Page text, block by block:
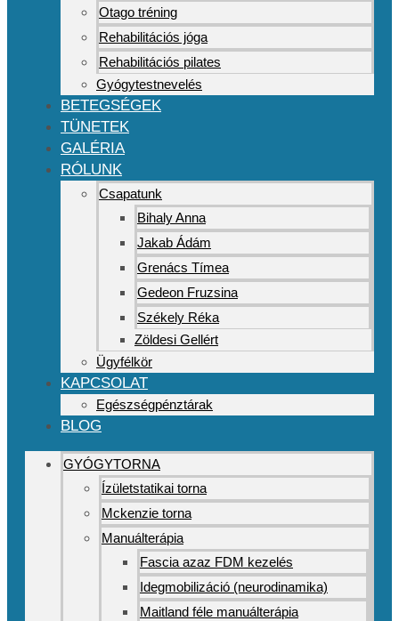
Otago tréning
Rehabilitációs jóga
Rehabilitációs pilates
Gyógytestnevelés
BETEGSÉGEK
TÜNETEK
GALÉRIA
RÓLUNK
Csapatunk
Bihaly Anna
Jakab Ádám
Grenács Tímea
Gedeon Fruzsina
Székely Réka
Zöldesi Gellért
Ügyfélkör
KAPCSOLAT
Egészségpénztárak
BLOG
GYÓGYTORNA
Ízületstatikai torna
Mckenzie torna
Manuálterápia
Fascia azaz FDM kezelés
Idegmobilizáció (neurodinamika)
Maitland féle manuálterápia